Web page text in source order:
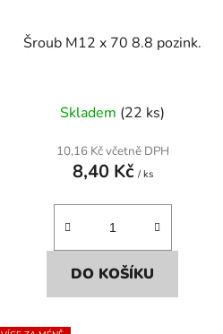
Šroub M12 x 70 8.8 pozink.
Skladem (22 ks)
10,16 Kč včetně DPH
8,40 Kč / ks
DO KOŠÍKU